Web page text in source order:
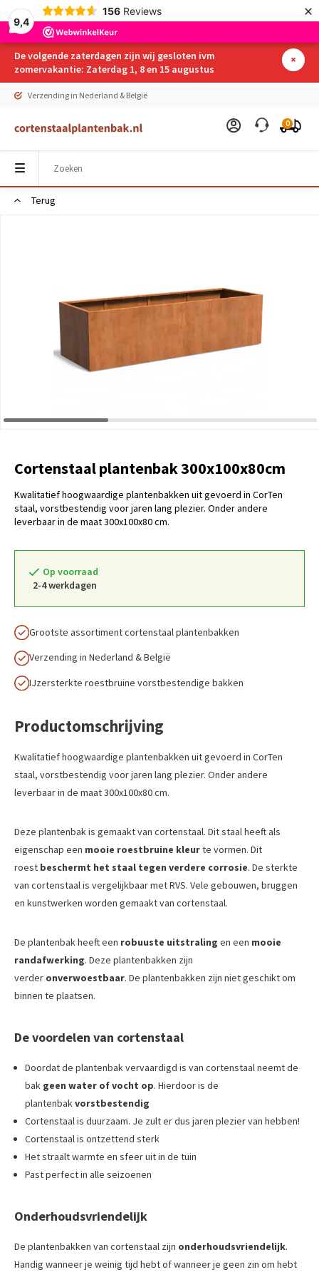
9,4
156 Reviews ×
De volgende zaterdagen zijn wij gesloten ivm
zomervakantie: Zaterdag 1, 8 en 15 augustus
Verzending in Nederland & België
0
Terug
Cortenstaal plantenbak 300x100x80cm
Kwalitatief hoogwaardige plantenbakken uit gevoerd in CorTen
staal, vorstbestendig voor jaren lang plezier. Onder andere
leverbaar in de maat 300x100x80 cm.
Op voorraad
2-4 werkdagen
Grootste assortiment cortenstaal plantenbakken
Verzending in Nederland & België
IJzersterkte roestbruine vorstbestendige bakken
Productomschrijving
Kwalitatief hoogwaardige plantenbakken uit gevoerd in CorTen
staal, vorstbestendig voor jaren lang plezier. Onder andere
leverbaar in de maat 300x100x80 cm.
Deze plantenbak is gemaakt van cortenstaal. Dit staal heeft als
eigenschap een mooie roestbruine kleurte vormen. Dit
roest beschermt het staal tegen verdere corrosie. De sterkte
van cortenstaal is vergelijkbaar met RVS. Vele gebouwen, bruggen
en kunstwerken worden gemaakt van cortenstaal.
De plantenbak heeft een robuuste uitstraling en een mooie
randafwerking. Deze plantenbakken zijn
verder onverwoestbaar. De plantenbakken zijn niet geschikt om
binnen te plaatsen.
De voordelen van cortenstaal
Doordat de plantenbak vervaardigd is van cortenstaal neemt de
bak geen water of vocht op. Hierdoor is de
plantenbakvorstbestendig
Cortenstaal is duurzaam. Je zult er dus jaren plezier van hebben!
Cortenstaal is ontzettend sterk
Het straalt warmte en sfeer uit in de tuin
Past perfect in alle seizoenen
Onderhoudsvriendelijk
De plantenbakken van cortenstaal zijn onderhoudsvriendelijk.
Handig wanneer je weinig tijd hebt of wanneer je geen zin om hebt